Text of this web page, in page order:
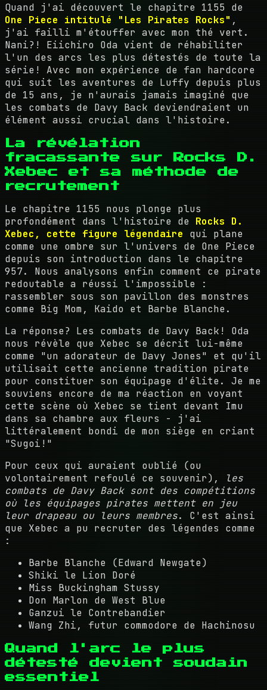
Quand j'ai découvert le chapitre 1155 de
One Piece intitulé "Les Pirates Rocks" ,
j'ai failli m'étouffer avec mon thé vert.
Nani?! Eiichiro Oda vient de réhabiliter
l'un des arcs les plus détestés de toute la
série! Avec mon expérience de fan hardcore
qui suit les aventures de Luffy depuis plus
de 15 ans, je n'aurais jamais imaginé que
les combats de Davy Back deviendraient un
élément aussi crucial dans l'histoire.
La révélation
fracassante sur Rocks D.
Xebec et sa méthode de
recrutement
Le chapitre 1155 nous plonge plus
profondément dans l'histoire de Rocks D.
Xebec, cette figure légendaire qui plane
comme une ombre sur l'univers de One Piece
depuis son introduction dans le chapitre
957. Nous analysons enfin comment ce pirate
redoutable a réussi l'impossible :
rassembler sous son pavillon des monstres
comme Big Mom, Kaido et Barbe Blanche.
La réponse? Les combats de Davy Back! Oda
nous révèle que Xebec se décrit lui-même
comme "un adorateur de Davy Jones" et qu'il
utilisait cette ancienne tradition pirate
pour constituer son équipage d'élite. Je me
souviens encore de ma réaction en voyant
cette scène où Xebec se tient devant Imu
dans sa chambre aux fleurs - j'ai
littéralement bondi de mon siège en criant
"Sugoi!"
Pour ceux qui auraient oublié (ou
volontairement refoulé ce souvenir),
les
combats de Davy Back sont des compétitions
où les équipages pirates mettent en jeu
leur drapeau ou leurs membres. C'est ainsi
que Xebec a pu recruter des légendes comme
:
Barbe Blanche (Edward Newgate)
Shiki le Lion Doré
Miss Buckingham Stussy
Don Marlon de West Blue
Ganzui le Contrebandier
Wang Zhi, futur commodore de Hachinosu
Quand l'arc le plus
détesté devient soudain
essentiel